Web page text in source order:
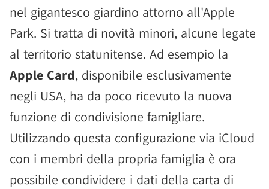
nel gigantesco giardino attorno all'Apple
Park. Si tratta di novità minori, alcune legate
al territorio statunitense. Ad esempio la
Apple Card, disponibile esclusivamente
negli USA, ha da poco ricevuto la nuova
funzione di condivisione famigliare.
Utilizzando questa configurazione via iCloud
con i membri della propria famiglia è ora
possibile condividere i dati della carta di